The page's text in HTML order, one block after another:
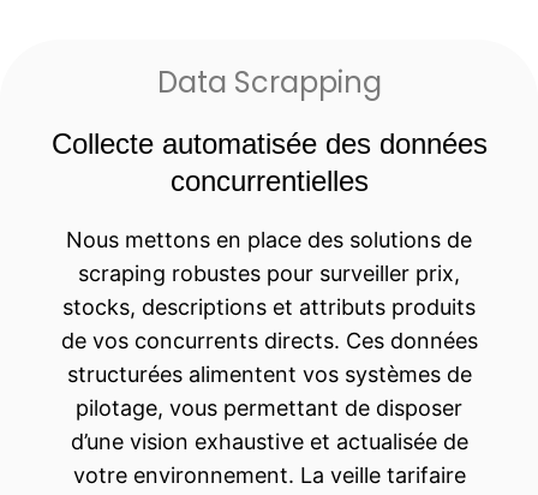
Data Scrapping
Collecte automatisée des données
concurrentielles
Nous mettons en place des solutions de
scraping robustes pour surveiller prix,
stocks, descriptions et attributs produits
de vos concurrents directs. Ces données
structurées alimentent vos systèmes de
pilotage, vous permettant de disposer
d’une vision exhaustive et actualisée de
votre environnement. La veille tarifaire